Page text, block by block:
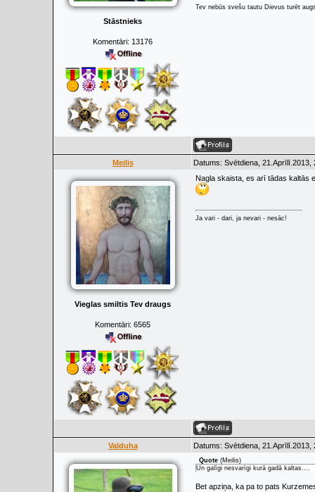
Stāstnieks
Komentāri: 13176
Tev nebūs svešu tautu Dievus turēt
Meilis Datums: Svētdiena,
Vieglas smiltis Tev draugs
Komentāri: 6565
Nagla skaista, es arī tādas kaltās
Ja vari - dari, ja nevari - nesāc!
Valduha Datums: Svētdiena,
Quote (Meilis)
Un galīgi nesvarīgi kurā gadā kaltas....
Bet apziņa, ka pa to pats